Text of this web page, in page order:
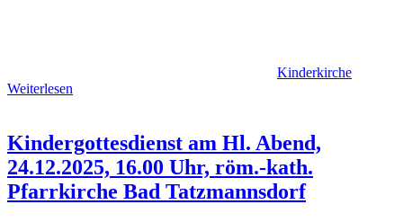
Kinderkirche
Weiterlesen
Kindergottesdienst am Hl. Abend,
24.12.2025, 16.00 Uhr, röm.-kath.
Pfarrkirche Bad Tatzmannsdorf